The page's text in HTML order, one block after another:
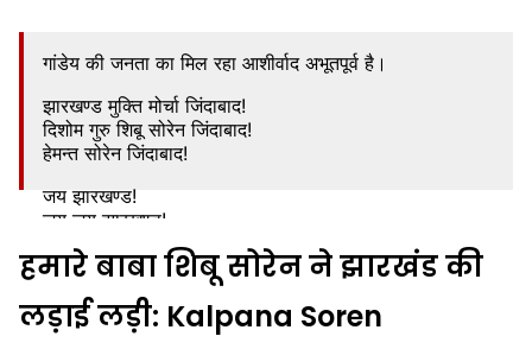
गांडेय की जनता का मिल रहा आशीर्वाद अभूतपूर्व है।
झारखण्ड मुक्ति मोर्चा जिंदाबाद!
दिशोम गुरु शिबू सोरेन जिंदाबाद!
हेमन्त सोरेन जिंदाबाद!
जय झारखण्ड!
जय जय झारखण्ड!
~ कल्पना मुर्मू सोरेनpic.twitter.com/R9gIqs2RRX
— Hemant Soren (@HemantSorenJMM)
2024
हमारे बाबा शिबू सोरेन ने झारखंड की
लड़ाई लड़ी: Kalpana Soren